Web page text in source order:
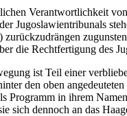
Verantwortlichkeit
Jugoslawientribunals
zurückzudrängen
die Rechtfertigung des
ist Teil einer
den oben
Programm in ihrem
sich dennoch an das